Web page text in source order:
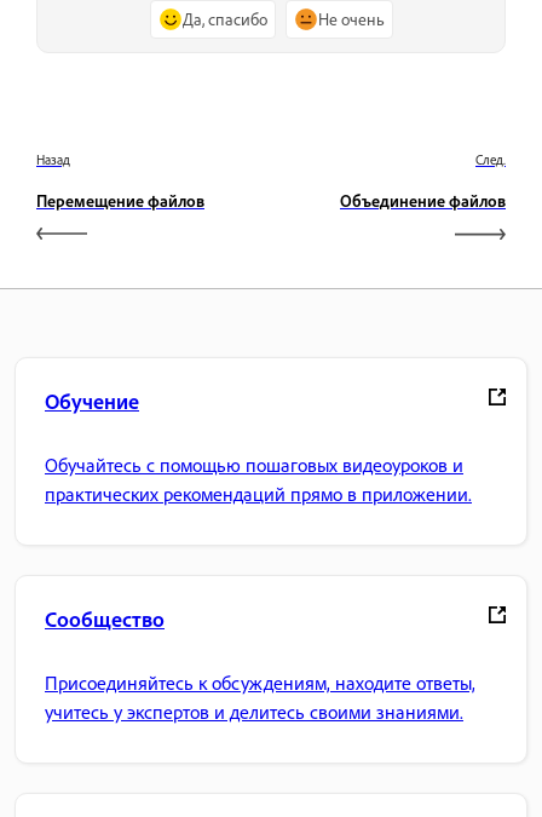
Да, спасибо Не очень
Назад
Перемещение файлов
След.
Объединение файлов
Обучение
Обучайтесь с помощью пошаговых видеоуроков и
практических рекомендаций прямо в приложении.
Сообщество
Присоединяйтесь к обсуждениям, находите ответы,
учитесь у экспертов и делитесь своими знаниями.